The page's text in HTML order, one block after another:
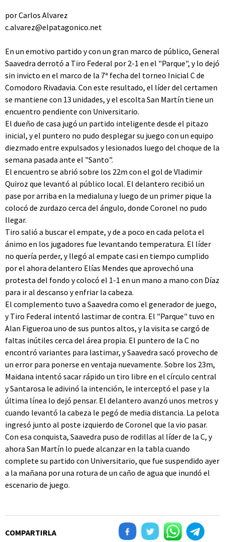
por Carlos Alvarez
c.alvarez@elpatagonico.net
En un emotivo partido y con un gran marco de público, General
Saavedra derrotó a Tiro Federal por 2-1 en el "Parque", y lo dejó
sin invicto en el marco de la 7ª fecha del torneo Inicial C de
Comodoro Rivadavia. Con este resultado, el líder del certamen
se mantiene con 13 unidades, y el escolta San Martín tiene un
encuentro pendiente con Universitario.
El dueño de casa jugó un partido inteligente desde el pitazo
inicial, y el puntero no pudo desplegar su juego con un equipo
diezmado entre expulsados y lesionados luego del choque de la
semana pasada ante el "Santo".
El encuentro se abrió sobre los 22m con el gol de Vladimir
Quiroz que levantó al público local. El delantero recibió un
pase por arriba en la medialuna y luego de un primer pique la
colocó de zurdazo cerca del ángulo, donde Coronel no pudo
llegar.
Tiro salió a buscar el empate, y de a poco en cada pelota el
ánimo en los jugadores fue levantando temperatura. El líder
no quería perder, y llegó al empate casi en tiempo cumplido
por el ahora delantero Elías Mendes que aprovechó una
protesta del fondo y colocó el 1-1 en un mano a mano con Díaz
para ir al descanso y enfriar la cabeza.
El complemento tuvo a Saavedra como el generador de juego,
y Tiro Federal intentó lastimar de contra. El "Parque" tuvo en
Alan Figueroa uno de sus puntos altos, y la visita se cargó de
faltas inútiles cerca del área propia. El puntero de la C no
encontró variantes para lastimar, y Saavedra sacó provecho de
un error para ponerse en ventaja nuevamente. Sobre los 23m,
Maidana intentó sacar rápido un tiro libre en el círculo central
y Santarosa le adivinó la intención, le interceptó el pase y la
última línea lo dejó pensar. El delantero avanzó unos metros y
cuando levantó la cabeza le pegó de media distancia. La pelota
ingresó junto al poste izquierdo de Coronel que la vio pasar.
Con esa conquista, Saavedra puso de rodillas al líder de la C, y
ahora San Martín lo puede alcanzar en la tabla cuando
complete su partido con Universitario, que fue suspendido ayer
a la mañana por una rotura de un caño de agua que inundó el
escenario de juego.
COMPARTIRLA